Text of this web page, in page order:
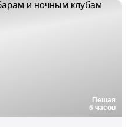
Пешая
5 часов